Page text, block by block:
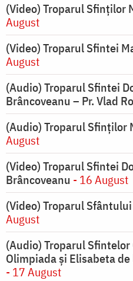
(Video) Troparul Sfinților
August
(Video) Troparul Sfintei
August
(Audio) Troparul Sfintei
Brâncoveanu – Pr. Vlad
(Audio) Troparul Sfinților
August
(Video) Troparul Sfintei
Brâncoveanu - 16 August
(Video) Troparul
August
(Audio) Troparul Sfintelor
Olimpiada și Elisabeta de
- 17 August